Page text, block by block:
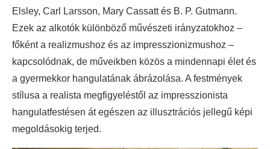
Elsley, Carl Larsson, Mary Cassatt és B. P. Gutmann.
Ezek az alkotók különböző művészeti irányzatokhoz –
főként a realizmushoz és az impresszionizmushoz –
kapcsolódnak, de műveikben közös a mindennapi élet és
a gyermekkor hangulatának ábrázolása. A festmények
stílusa a realista megfigyeléstől az impresszionista
hangulatfestésen át egészen az illusztrációs jellegű képi
megoldásokig terjed.